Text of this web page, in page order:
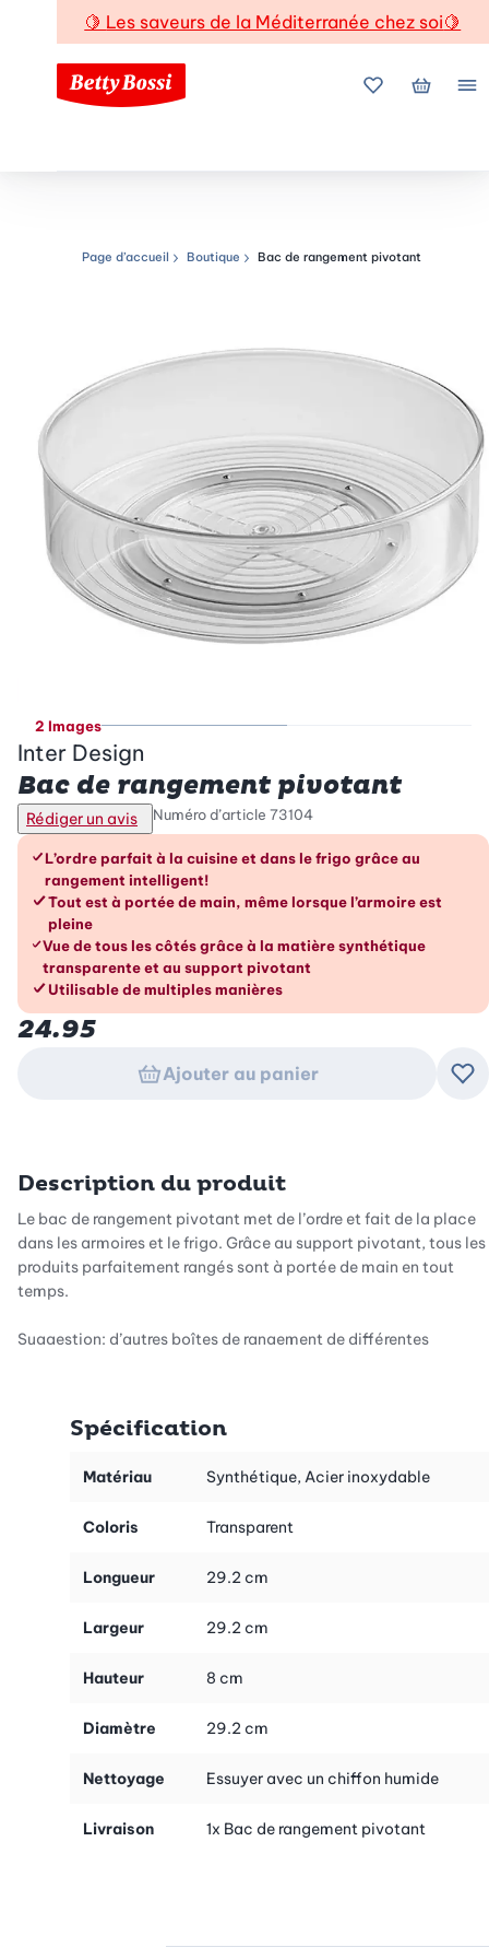
🍋 Les saveurs de la Méditerranée chez soi🍋
Mes favoris
Mon
Chemin de navigation
Page d’accueil Boutique Bac de rangement pivotant
2 Images
Inter Design
Bac de rangement pivotant
Rédiger un avis Numéro d’article 73104
Les avantages en un coup d’œil
L’ordre parfait à la cuisine et dans le frigo grâce au
rangement intelligent!
Tout est à portée de main, même lorsque l’armoire est
pleine
Vue de tous les côtés grâce à la matière synthétique
transparente et au support pivotant
Utilisable de multiples manières
24.95
Ajouter au panier
Description du produit
Le bac de rangement pivotant met de l’ordre et fait de la place
dans les armoires et le frigo. Grâce au support pivotant, tous les
produits parfaitement rangés sont à portée de main en tout
temps.
Suggestion: d’autres boîtes de rangement de différentes
Spécification
Matériau Synthétique, Acier inoxydable
Coloris Transparent
Longueur 29.2 cm
Largeur 29.2 cm
Hauteur 8 cm
Diamètre 29.2 cm
Nettoyage Essuyer avec un chiffon humide
Livraison 1x Bac de rangement pivotant